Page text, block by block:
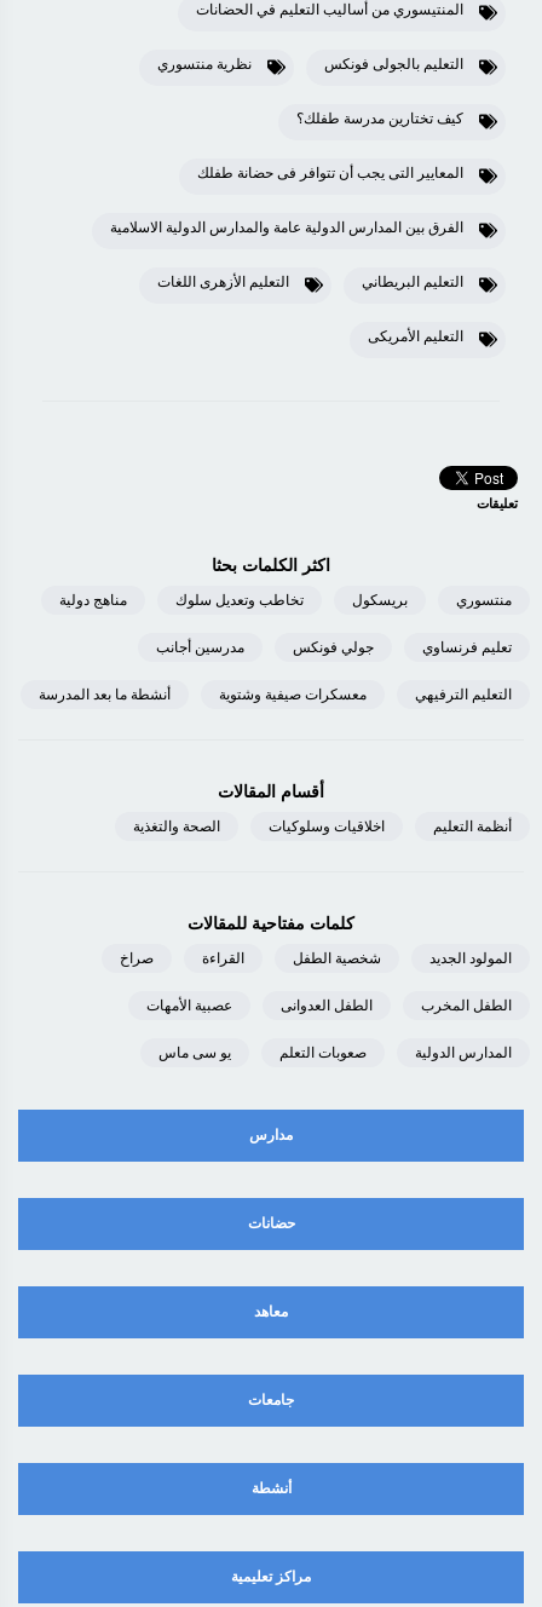
المنتيسوري من أساليب التعليم في الحضانات
التعليم بالجولى فونكس نظرية منتسوري
كيف تختارين مدرسة طفلك؟
المعايير التى يجب أن تتوافر فى حضانة طفلك
الفرق بين المدارس الدولية عامة والمدارس الدولية الاسلامية
التعليم البريطاني التعليم الأزهرى اللغات
التعليم الأمريكى
تعليقات
اكثر الكلمات بحثا
منتسوري بريسكول تخاطب وتعديل سلوك مناهج دولية
تعليم فرنساوي جولي فونكس مدرسين أجانب
التعليم الترفيهي معسكرات صيفية وشتوية أنشطة ما بعد المدرسة
أقسام المقالات
أنظمة التعليم اخلاقيات وسلوكيات الصحة والتغذية
كلمات مفتاحية للمقالات
المولود الجديد شخصية الطفل القراءة صراخ
الطفل المخرب الطفل العدوانى عصبية الأمهات
المدارس الدولية صعوبات التعلم يو سى ماس
مدارس
حضانات
معاهد
جامعات
أنشطة
مراكز تعليمية